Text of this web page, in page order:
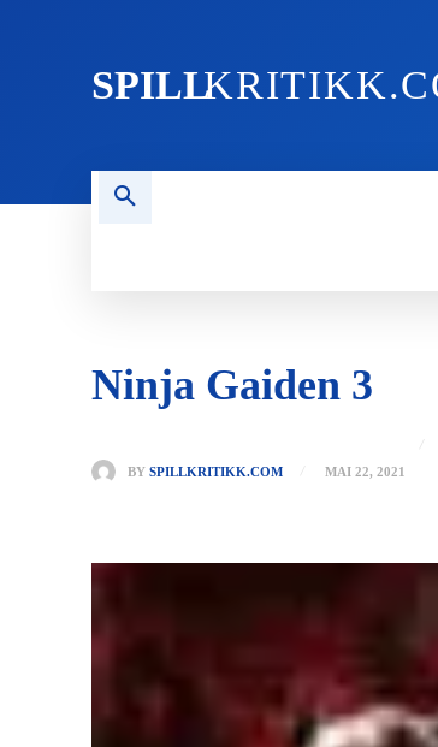
SPILL
Ninja Gaiden 3
BY SPILLKRITIKK.COM MAI 22, 2021